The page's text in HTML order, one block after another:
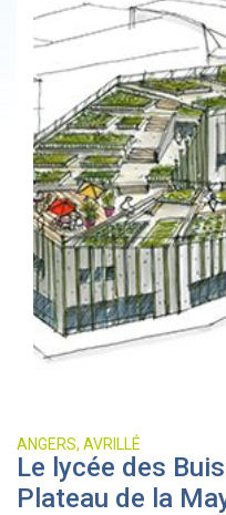
ANGERS, AVRILLÉ
Le lycée des
Plateau de la